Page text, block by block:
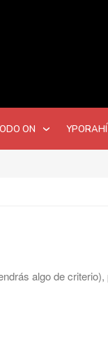
ON YPORAHÍ
algo de